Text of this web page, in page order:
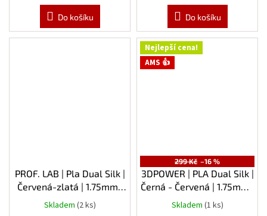
Do košíku Do košíku
PROF. LAB | Pla Dual Silk |
Červená-zlatá | 1.75mm |
1kg
Skladem (2 ks)
Nejlepší cena!
AMS 👍
299 Kč –16 %
3DPOWER | PLA Dual Silk |
Černá - Červená | 1.75mm |
0,3kg
Skladem (1 ks)